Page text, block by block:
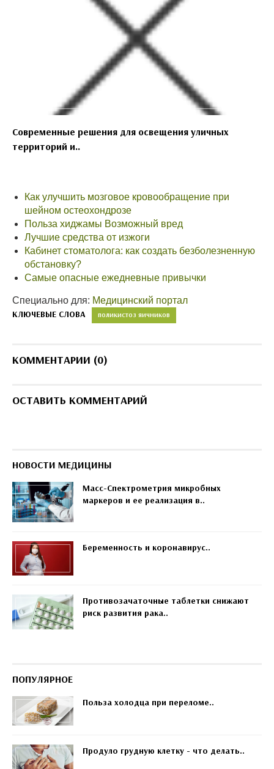
Современные решения для освещения уличных
территорий и..
Как улучшить мозговое кровообращение при
шейном остеохондрозе
Польза хиджамы Возможный вред
Лучшие средства от изжоги
Кабинет стоматолога: как создать безболезненную
обстановку?
Самые опасные ежедневные привычки
Специально для: Медицинский портал
КЛЮЧЕВЫЕ СЛОВА ПОЛИКИСТОЗ ЯИЧНИКОВ
КОММЕНТАРИИ (0)
ОСТАВИТЬ КОММЕНТАРИЙ
НОВОСТИ МЕДИЦИНЫ
Масс-Спектрометрия микробных
маркеров и ее реализация в..
Беременность и коронавирус..
Противозачаточные таблетки снижают
риск развития рака..
ПОПУЛЯРНОЕ
Польза холодца при переломе..
Продуло грудную клетку - что делать..